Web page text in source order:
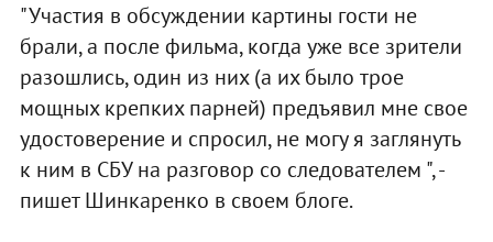
"Участия в обсуждении картины гости не
брали, а после фильма, когда уже все зрители
разошлись, один из них (а их было трое
мощных крепких парней) предъявил мне свое
удостоверение и спросил, не могу я заглянуть
к ним в СБУ на разговор со следователем ", -
пишет Шинкаренко в своем блоге.